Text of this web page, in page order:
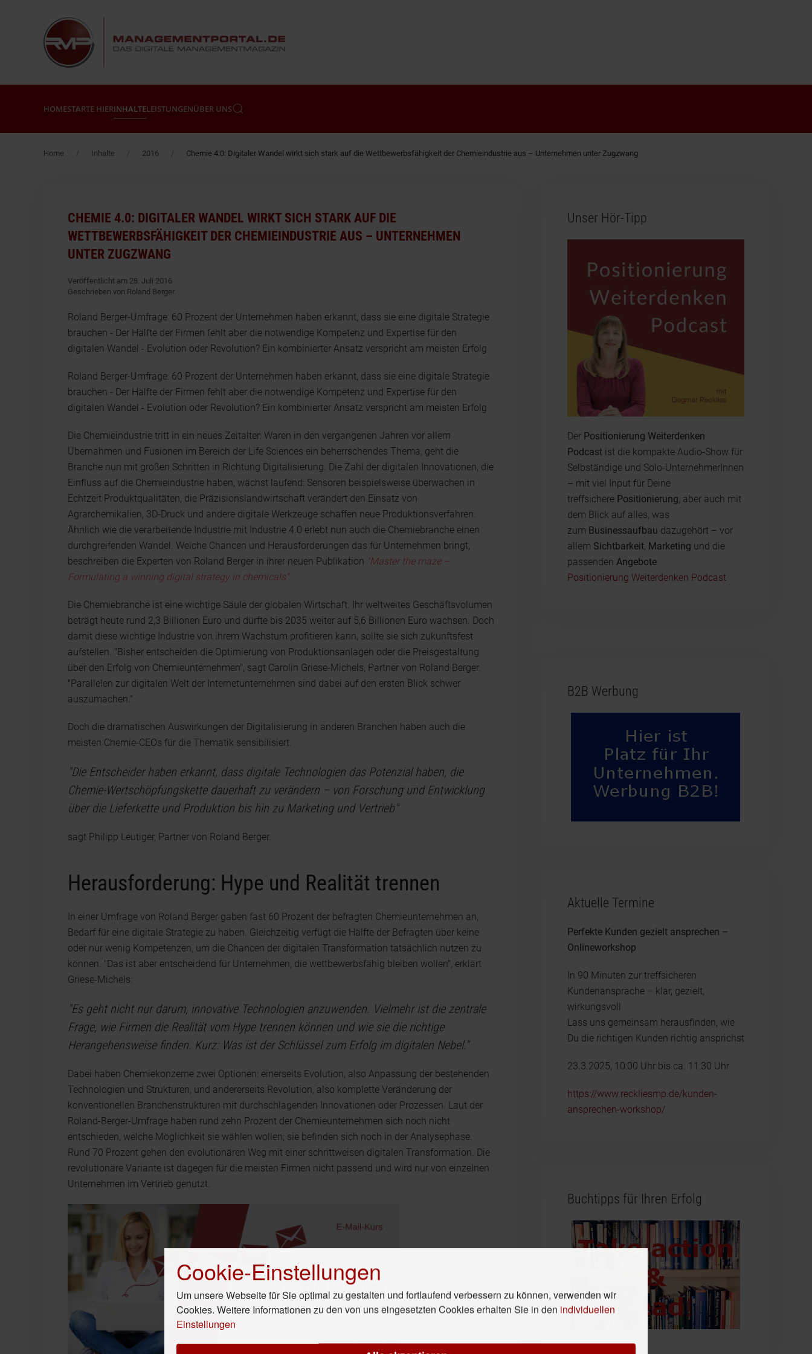
Zum Hauptinhalt springen
HOMESTARTE HIERINHALTELEISTUNGENÜBER UNS
Home Inhalte 2016 Chemie 4.0: Digitaler Wandel wirkt sich stark auf die Wettbewerbsfähigkeit der Chemieindustrie aus – Unternehmen unter Zugzwang
CHEMIE 4.0: DIGITALER WANDEL WIRKT SICH STARK AUF DIE
WETTBEWERBSFÄHIGKEIT DER CHEMIEINDUSTRIE AUS – UNTERNEHMEN
UNTER ZUGZWANG
Veröffentlicht am 28. Juli 2016
Geschrieben von Roland Berger
Roland Berger-Umfrage: 60 Prozent der Unternehmen haben erkannt, dass sie eine digitale Strategie
brauchen - Der Hälfte der Firmen fehlt aber die notwendige Kompetenz und Expertise für den
digitalen Wandel - Evolution oder Revolution? Ein kombinierter Ansatz verspricht am meisten Erfolg
Roland Berger-Umfrage: 60 Prozent der Unternehmen haben erkannt, dass sie eine digitale Strategie
brauchen - Der Hälfte der Firmen fehlt aber die notwendige Kompetenz und Expertise für den
digitalen Wandel - Evolution oder Revolution? Ein kombinierter Ansatz verspricht am meisten Erfolg
Die Chemieindustrie tritt in ein neues Zeitalter: Waren in den vergangenen Jahren vor allem
Übernahmen und Fusionen im Bereich der Life Sciences ein beherrschendes Thema, geht die
Branche nun mit großen Schritten in Richtung Digitalisierung. Die Zahl der digitalen Innovationen, die
Einfluss auf die Chemieindustrie haben, wächst laufend: Sensoren beispielsweise überwachen in
Echtzeit Produktqualitäten, die Präzisionslandwirtschaft verändert den Einsatz von
Agrarchemikalien, 3D-Druck und andere digitale Werkzeuge schaffen neue Produktionsverfahren.
Ähnlich wie die verarbeitende Industrie mit Industrie 4.0 erlebt nun auch die Chemiebranche einen
durchgreifenden Wandel. Welche Chancen und Herausforderungen das für Unternehmen bringt,
beschreiben die Experten von Roland Berger in ihrer neuen Publikation "Master the maze –
Formulating a winning digital strategy in chemicals".
Die Chemiebranche ist eine wichtige Säule der globalen Wirtschaft. Ihr weltweites Geschäftsvolumen
beträgt heute rund 2,3 Billionen Euro und dürfte bis 2035 weiter auf 5,6 Billionen Euro wachsen. Doch
damit diese wichtige Industrie von ihrem Wachstum profitieren kann, sollte sie sich zukunftsfest
aufstellen. "Bisher entscheiden die Optimierung von Produktionsanlagen oder die Preisgestaltung
über den Erfolg von Chemieunternehmen", sagt Carolin Griese-Michels, Partner von Roland Berger.
"Parallelen zur digitalen Welt der Internetunternehmen sind dabei auf den ersten Blick schwer
auszumachen."
Doch die dramatischen Auswirkungen der Digitalisierung in anderen Branchen haben auch die
meisten Chemie-CEOs für die Thematik sensibilisiert.
"Die Entscheider haben erkannt, dass digitale Technologien das Potenzial haben, die
Chemie-Wertschöpfungskette dauerhaft zu verändern – von Forschung und Entwicklung
über die Lieferkette und Produktion bis hin zu Marketing und Vertrieb"
sagt Philipp Leutiger, Partner von Roland Berger.
Herausforderung: Hype und Realität trennen
In einer Umfrage von Roland Berger gaben fast 60 Prozent der befragten Chemieunternehmen an,
Bedarf für eine digitale Strategie zu haben. Gleichzeitig verfügt die Hälfte der Befragten über keine
oder nur wenig Kompetenzen, um die Chancen der digitalen Transformation tatsächlich nutzen zu
können. "Das ist aber entscheidend für Unternehmen, die wettbewerbsfähig bleiben wollen", erklärt
Griese-Michels:
"Es geht nicht nur darum, innovative Technologien anzuwenden. Vielmehr ist die zentrale
Frage, wie Firmen die Realität vom Hype trennen können und wie sie die richtige
Herangehensweise finden. Kurz: Was ist der Schlüssel zum Erfolg im digitalen Nebel."
Dabei haben Chemiekonzerne zwei Optionen: einerseits Evolution, also Anpassung der bestehenden
Technologien und Strukturen, und andererseits Revolution, also komplette Veränderung der
konventionellen Branchenstrukturen mit durchschlagenden Innovationen oder Prozessen. Laut der
Roland-Berger-Umfrage haben rund zehn Prozent der Chemieunternehmen sich noch nicht
entschieden, welche Möglichkeit sie wählen wollen; sie befinden sich noch in der Analysephase.
Rund 70 Prozent gehen den evolutionären Weg mit einer schrittweisen digitalen Transformation. Die
revolutionäre Variante ist dagegen für die meisten Firmen nicht passend und wird nur von einzelnen
Unternehmen im Vertrieb genutzt.
Unser Hör-Tipp
Der Positionierung Weiterdenken
Podcastist die kompakte Audio-Show für
Selbständige und Solo-UnternehmerInnen
– mit viel Input für Deine
treffsichere Positionierung, aber auch mit
dem Blick auf alles, was
zum Businessaufbau dazugehört – vor
allem Sichtbarkeit, Marketing und die
passenden Angebote
Positionierung Weiterdenken Podcast
B2B Werbung
Aktuelle Termine
Perfekte Kunden gezielt ansprechen –
Onlineworkshop
In 90 Minuten zur treffsicheren
Kundenansprache – klar, gezielt,
wirkungsvoll
Lass uns gemeinsam herausfinden, wie
Du die richtigen Kunden richtig ansprichst
23.3.2025, 10:00 Uhr bis ca. 11:30 Uhr
https://www.reckliesmp.de/kunden-
ansprechen-workshop/
Buchtipps für Ihren Erfolg
Cookie-Einstellungen
Um unsere Webseite für Sie optimal zu gestalten und fortlaufend verbessern zu können, verwenden wir
Cookies. Weitere Informationen zu den von uns eingesetzten Cookies erhalten Sie in den individuellen
Einstellungen